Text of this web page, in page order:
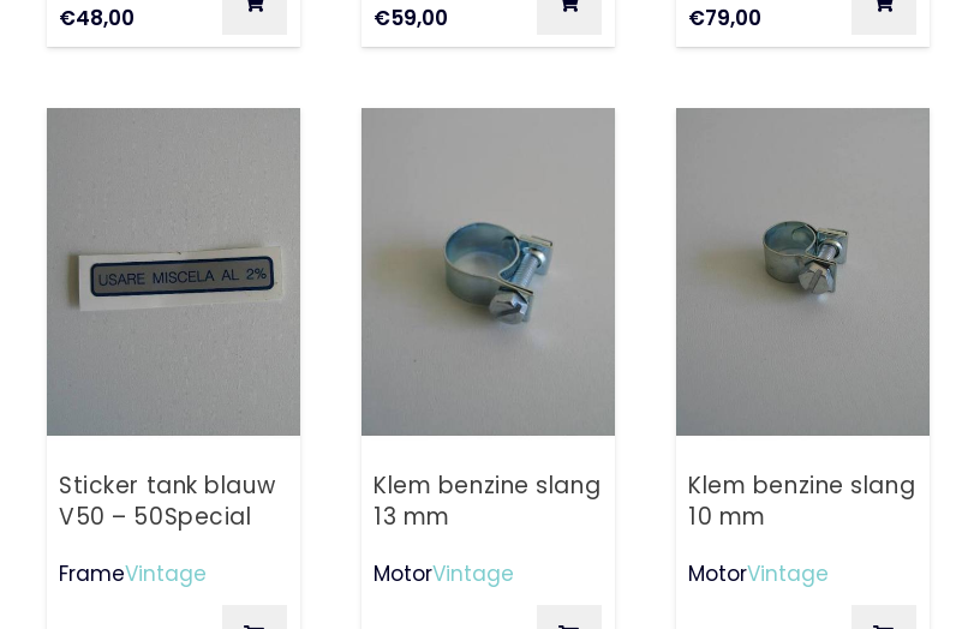
€48,00 €59,00 €79,00
Sticker tank blauw
V50 – 50Special
FrameVintage
Klem benzine slang
13 mm
MotorVintage
Klem benzine slang
10 mm
MotorVintage